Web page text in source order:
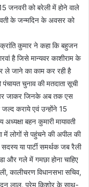
जनवरी को बरेली में होने वाले
के जन्मदिन के अवसर को
कुमार ने कहा कि बहुजन
है जिसे मान्यवर काशीराम के
ले जाने का काम कर रही है
पंचायत चुनाव की मतदाता सूची
जाकर जिनके अब तक एस
कराये एवं उन्होंने 15
बहन कुमारी मायावती
लोगों से पहुंचने की अपील की
या पार्टी समर्थक जब रैली
और गले में गमछा होना चाहिए
कालीचरण विधानसभा सचिव,
लाल, प्रेम किशोर के साथ-